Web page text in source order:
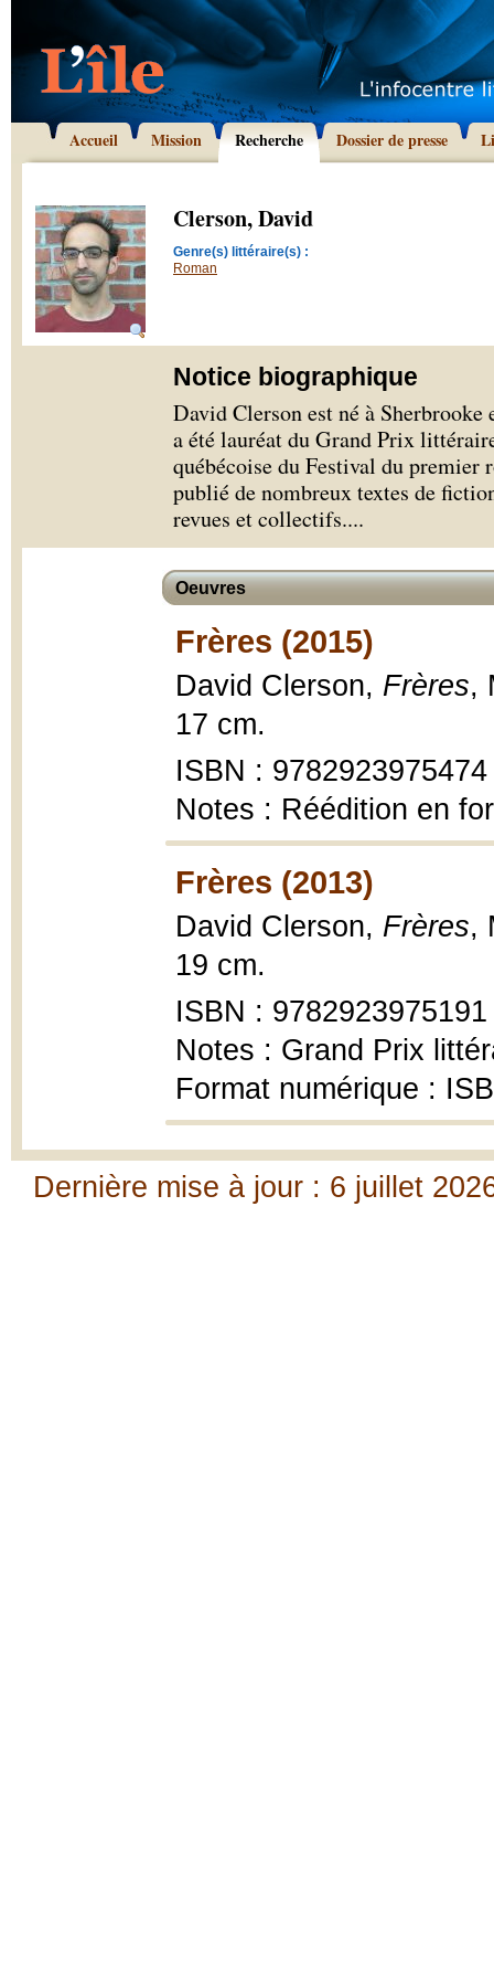
Accueil Mission Recherche Dossier de presse
Clerson, David
Genre(s) littéraire(s) :
Roman
Notice biographique
David Clerson est né à
a été lauréat du Grand Prix
québécoise du Festival du premier
publié de nombreux textes de
revues et collectifs....
Oeuvres
Frères (2015)
David Clerson, Frères,
17 cm.
ISBN : 9782923975474
Notes : Réédition en
Frères (2013)
David Clerson, Frères,
19 cm.
ISBN : 9782923975191
Notes : Grand Prix
Format numérique :
Dernière mise à jour : 6 juillet